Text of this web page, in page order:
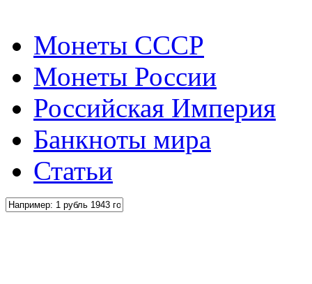
Монеты СССР
Монеты России
Российская Империя
Банкноты мира
Статьи